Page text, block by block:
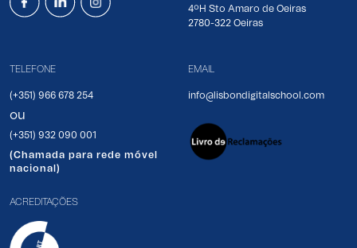
4ºH Sto Amaro de Oeiras
2780-322 Oeiras
TELEFONE
(+351) 966 678 254
ou
(+351) 932 090 001
(Chamada para rede móvel
nacional)
EMAIL
info@lisbondigitalschool.com
ACREDITAÇÕES